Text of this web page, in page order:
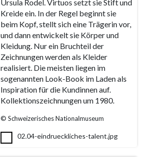
Ursula Rodel. Virtuos setzt sie Stift und
Kreide ein. In der Regel beginnt sie
beim Kopf, stellt sich eine Trägerin vor,
und dann entwickelt sie Körper und
Kleidung. Nur ein Bruchteil der
Zeichnungen werden als Kleider
realisiert. Die meisten liegen im
sogenannten Look-Book im Laden als
Inspiration für die Kundinnen auf.
Kollektionszeichnungen um 1980.
© Schweizerisches Nationalmuseum
02.04-eindrueckliches-talent.jpg